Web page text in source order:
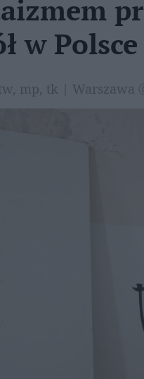
w Polsce
mp, tk | Warszawa